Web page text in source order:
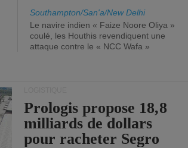
Southampton/San'a/New Delhi
Le navire indien « Faize Noore Oliya »
coulé, les Houthis revendiquent une
attaque contre le « NCC Wafa »
Prologis propose 18,8
milliards de dollars
pour racheter Segro